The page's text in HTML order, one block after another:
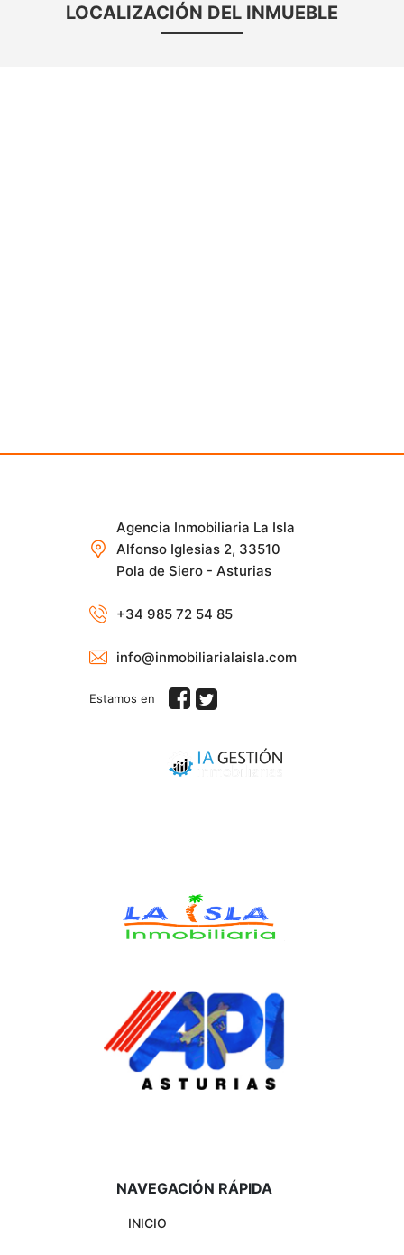
LOCALIZACIÓN DEL INMUEBLE
Agencia Inmobiliaria La Isla
Alfonso Iglesias 2, 33510
Pola de Siero - Asturias
+34 985 72 54 85
info@inmobiliarialaisla.com
Estamos en
NAVEGACIÓN RÁPIDA
INICIO